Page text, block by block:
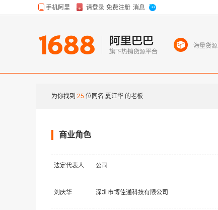
海量货源
为你找到 25 位同名 夏江华 的老板
商业角色
法定代表人 公司
刘庆华 深圳市博佳通科技有限公司